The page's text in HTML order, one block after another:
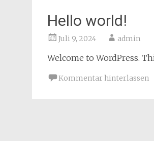
Hello world!
Juli 9, 2024 admin
Welcome to WordPress.
Kommentar hinterlassen